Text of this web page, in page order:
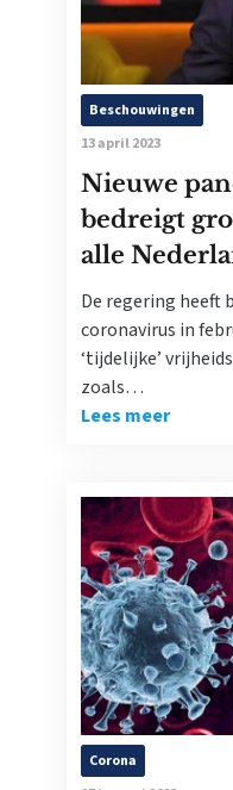
Beschouwingen
13 april 2023
Nieuwe
bedreigt
alle
De regering heeft
coronavirus in
‘tijdelijke’
zoals…
Lees meer
Corona